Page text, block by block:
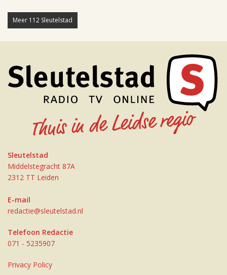
Meer 112 Sleutelstad
Sleutelstad
Middelstegracht 87A
2312 TT Leiden
E-mail
redactie@sleutelstad.nl
Telefoon Redactie
071 - 5235907
Privacy Policy